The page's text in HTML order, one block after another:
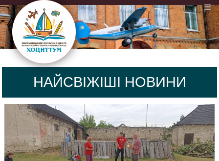
НАЙСВІЖІШІ НОВИНИ